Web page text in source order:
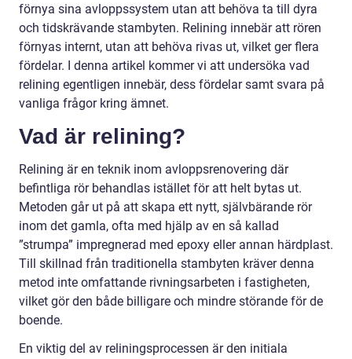
förnya sina avloppssystem utan att behöva ta till dyra
och tidskrävande stambyten. Relining innebär att rören
förnyas internt, utan att behöva rivas ut, vilket ger flera
fördelar. I denna artikel kommer vi att undersöka vad
relining egentligen innebär, dess fördelar samt svara på
vanliga frågor kring ämnet.
Vad är relining?
Relining är en teknik inom avloppsrenovering där
befintliga rör behandlas istället för att helt bytas ut.
Metoden går ut på att skapa ett nytt, självbärande rör
inom det gamla, ofta med hjälp av en så kallad
”strumpa” impregnerad med epoxy eller annan härdplast.
Till skillnad från traditionella stambyten kräver denna
metod inte omfattande rivningsarbeten i fastigheten,
vilket gör den både billigare och mindre störande för de
boende.
En viktig del av reliningsprocessen är den initiala